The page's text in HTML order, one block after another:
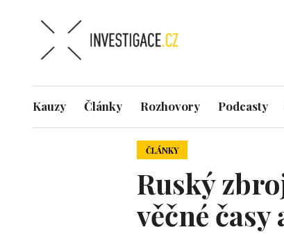
Kauzy Články Rozhovory Podcasty
ČLÁNKY
Ruský
věčné